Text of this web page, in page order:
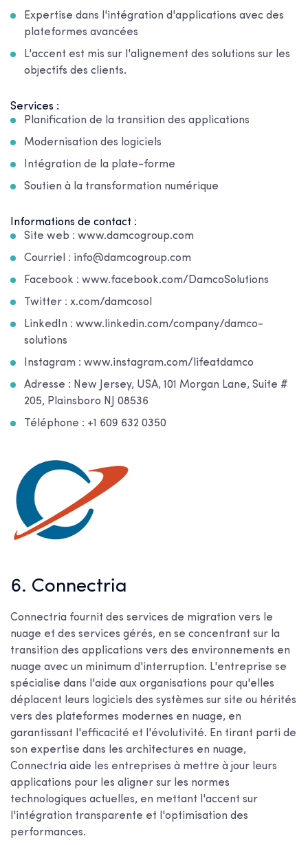
Expertise dans l'intégration d'applications avec des
plateformes avancées
L'accent est mis sur l'alignement des solutions sur les
objectifs des clients.
Services :
Planification de la transition des applications
Modernisation des logiciels
Intégration de la plate-forme
Soutien à la transformation numérique
Informations de contact :
Site web : www.damcogroup.com
Courriel : info@damcogroup.com
Facebook : www.facebook.com/DamcoSolutions
Twitter : x.com/damcosol
LinkedIn : www.linkedin.com/company/damco-
solutions
Instagram : www.instagram.com/lifeatdamco
Adresse : New Jersey, USA, 101 Morgan Lane, Suite #
205, Plainsboro NJ 08536
Téléphone : +1 609 632 0350
6. Connectria
Connectria fournit des services de migration vers le
nuage et des services gérés, en se concentrant sur la
transition des applications vers des environnements en
nuage avec un minimum d'interruption. L'entreprise se
spécialise dans l'aide aux organisations pour qu'elles
déplacent leurs logiciels des systèmes sur site ou hérités
vers des plateformes modernes en nuage, en
garantissant l'efficacité et l'évolutivité. En tirant parti de
son expertise dans les architectures en nuage,
Connectria aide les entreprises à mettre à jour leurs
applications pour les aligner sur les normes
technologiques actuelles, en mettant l'accent sur
l'intégration transparente et l'optimisation des
performances.